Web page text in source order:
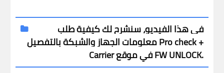
في هذا الفيديو، سنشرح لك كيفية طلب
معلومات الجهاز والشبكة بالتفصيل Pro check +
Carrier في موقع FW UNLOCK.